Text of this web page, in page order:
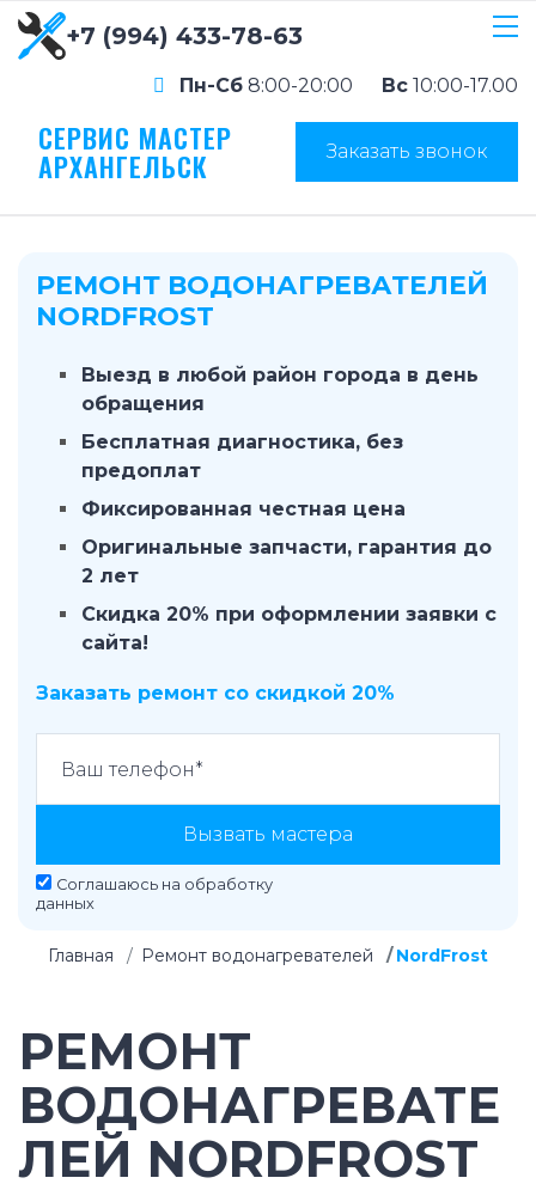
+7 (994) 433-78-63
Пн-Сб 8:00-20:00 Вс 10:00-17.00
СЕРВИС МАСТЕР
АРХАНГЕЛЬСК Заказать звонок
РЕМОНТ ВОДОНАГРЕВАТЕЛЕЙ
NORDFROST
Выезд в любой район города в день
обращения
Бесплатная диагностика, без
предоплат
Фиксированная честная цена
Оригинальные запчасти, гарантия до
2 лет
Скидка 20% при оформлении заявки с
сайта!
Заказать ремонт со скидкой 20%
Вызвать мастера
Соглашаюсь на обработку
данных
Главная Ремонт водонагревателей NordFrost
РЕМОНТ
ВОДОНАГРЕВАТЕ
ЛЕЙ NORDFROST